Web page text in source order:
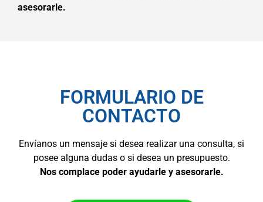
asesorarle.
FORMULARIO DE
CONTACTO
Envíanos un mensaje si desea realizar una consulta, si
posee alguna dudas o si desea un presupuesto.
Nos complace poder ayudarle y asesorarle.